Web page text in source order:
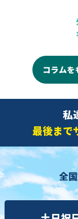
コラムを
私
最後まで
全